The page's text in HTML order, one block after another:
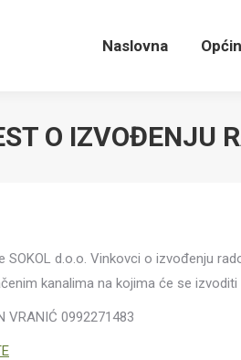
Naslovna
O IZVOĐENJU
SOKOL d.o.o. Vinkovci o izvođenju
kanalima na kojima će se izvoditi
VRANIĆ 0992271483